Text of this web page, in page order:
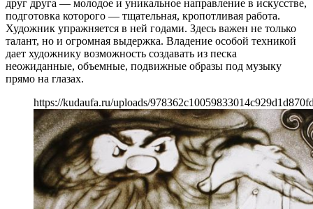
друг друга — молодое и уникальное направление в искусстве,
подготовка которого — тщательная, кропотливая работа.
Художник упражняется в ней годами. Здесь важен не только
талант, но и огромная выдержка. Владение особой техникой
дает художнику возможность создавать из песка
неожиданные, объемные, подвижные образы под музыку
прямо на глазах.
https://kudaufa.ru/uploads/